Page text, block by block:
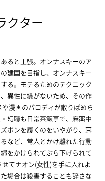
クター
ると主張。オンナスキーのア
建国を目指し、オンナスキー
る。モテるためのテクニック
異性に縁がないため、その作
漫画のパロディが散りばめら
幻聴も日常茶飯事で、麻薬中
ボンを履くのをいやがり、耳
など、常人とかけ離れた行動
をかけられてぶら下げられて
てナオン(女性)を手に入れよ
場合は殺害することも辞さな